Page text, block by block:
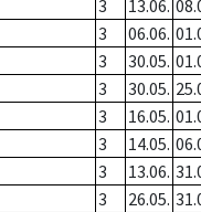
3 13.06.
3 06.06.
3 30.05.
3 30.05.
3 16.05.
3 14.05.
3 13.06.
3 26.05.